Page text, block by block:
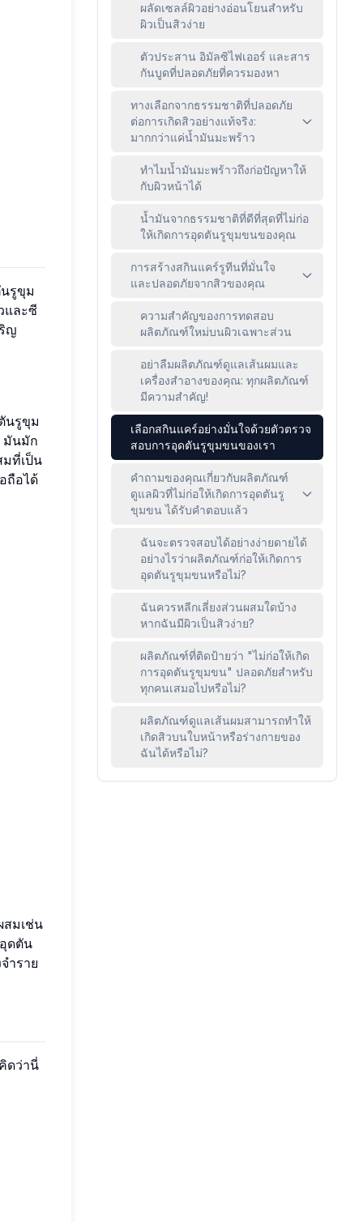
รูขุม
และซี
ญ
นรูขุม
มันมัก
ที่เป็น
ถือได้
มเช่น
ดตัน
ำราย
ดว่านี่
ผลัดเซลล์ผิวอย่างอ่อนโยนสำหรับ
ผิวเป็นสิวง่าย
ตัวประสาน อิมัลซิไฟเออร์ และสาร
กันบูดที่ปลอดภัยที่ควรมองหา
ทางเลือกจากธรรมชาติที่ปลอดภัย
ต่อการเกิดสิวอย่างแท้จริง:
มากกว่าแค่น้ำมันมะพร้าว
ทำไมน้ำมันมะพร้าวถึงก่อปัญหาให้
กับผิวหน้าได้
น้ำมันจากธรรมชาติที่ดีที่สุดที่ไม่ก่อ
ให้เกิดการอุดตันรูขุมขนของคุณ
การสร้างสกินแคร์รูทีนที่มั่นใจ
และปลอดภัยจากสิวของคุณ
ความสำคัญของการทดสอบ
ผลิตภัณฑ์ใหม่บนผิวเฉพาะส่วน
อย่าลืมผลิตภัณฑ์ดูแลเส้นผมและ
เครื่องสำอางของคุณ: ทุกผลิตภัณฑ์
มีความสำคัญ!
เลือกสกินแคร์อย่างมั่นใจด้วยตัวตรวจ
สอบการอุดตันรูขุมขนของเรา
คำถามของคุณเกี่ยวกับผลิตภัณฑ์
ดูแลผิวที่ไม่ก่อให้เกิดการอุดตันรู
ขุมขน ได้รับคำตอบแล้ว
ฉันจะตรวจสอบได้อย่างง่ายดายได้
อย่างไรว่าผลิตภัณฑ์ก่อให้เกิดการ
อุดตันรูขุมขนหรือไม่?
ฉันควรหลีกเลี่ยงส่วนผสมใดบ้าง
หากฉันมีผิวเป็นสิวง่าย?
ผลิตภัณฑ์ที่ติดป้ายว่า "ไม่ก่อให้เกิด
การอุดตันรูขุมขน" ปลอดภัยสำหรับ
ทุกคนเสมอไปหรือไม่?
ผลิตภัณฑ์ดูแลเส้นผมสามารถทำให้
เกิดสิวบนใบหน้าหรือร่างกายของ
ฉันได้หรือไม่?